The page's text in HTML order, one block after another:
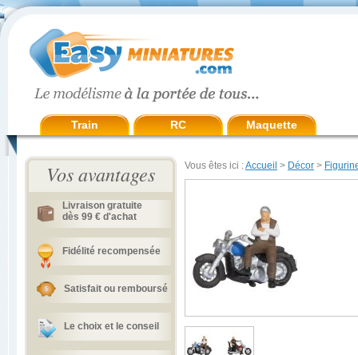
Train RC Maquette
Vos avantages
Livraison gratuite
dès 99 € d'achat
Fidélité recompensée
Satisfait ou remboursé
Le choix et le conseil
Vous êtes ici :Accueil > Décor >